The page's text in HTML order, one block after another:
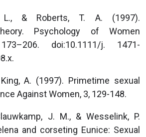
L., & Roberts, T. A. (1997).
Psychology of Women
doi:10.1111/j. 1471-
A. (1997). Primetime sexual
Against Women, 3, 129-148.
J. M., & Wesselink, P.
and corseting Eunice: Sexual